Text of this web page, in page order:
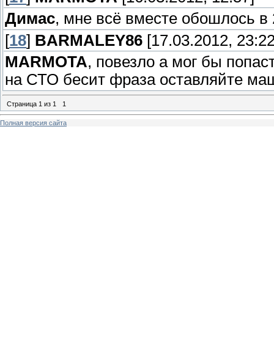
Димас, мне всё вместе обошлось в
[18] BARMALEY86 [17.03.2012,
MARMOTA, повезло а мог бы
на СТО бесит фраза оставляйте
Страница 1 из 1 1
Полная версия сайта